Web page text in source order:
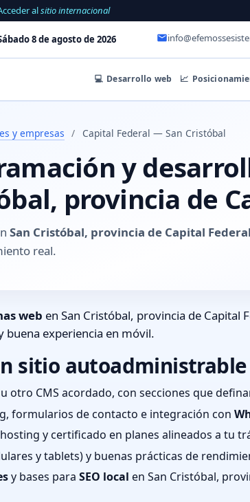
alsitio internacional
8 de agosto de 2026
💻 Desarrollo web 📈
y empresas / Capital Federal — San Cristóbal
y
provincia de
San Cristóbal, provincia de Capital Federal
real.
web en San Cristóbal, provincia de Capital
buena experiencia en móvil.
sitio
u otro CMS acordado, con secciones que
formularios de contacto e integración con
y certificado en planes alineados a tu
y tablets) y buenas prácticas de
y bases para SEO local en San Cristóbal,